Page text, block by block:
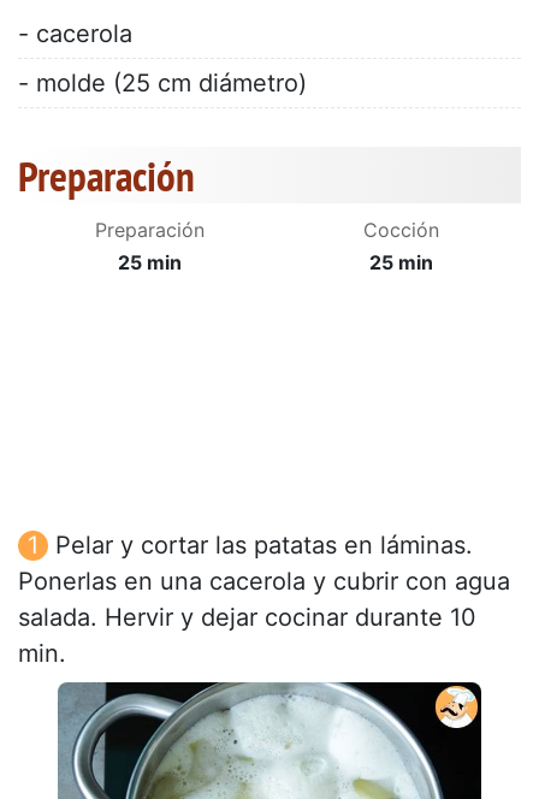
- cacerola
- molde (25 cm diámetro)
Preparación
Preparación
25 min
Cocción
25 min
Pelar y cortar las patatas en láminas.
Ponerlas en una cacerola y cubrir con agua
salada. Hervir y dejar cocinar durante 10
min.